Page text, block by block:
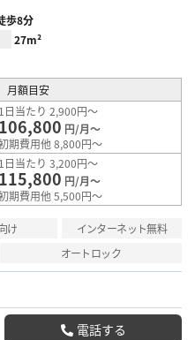
歩8分
27m²
月額目安
1日当たり 2,900円～
106,800 円/月～
期費用他 8,800円～
1日当たり 3,200円～
115,800 円/月～
期費用他 5,500円～
け
インターネット無料
オートロック
電話する